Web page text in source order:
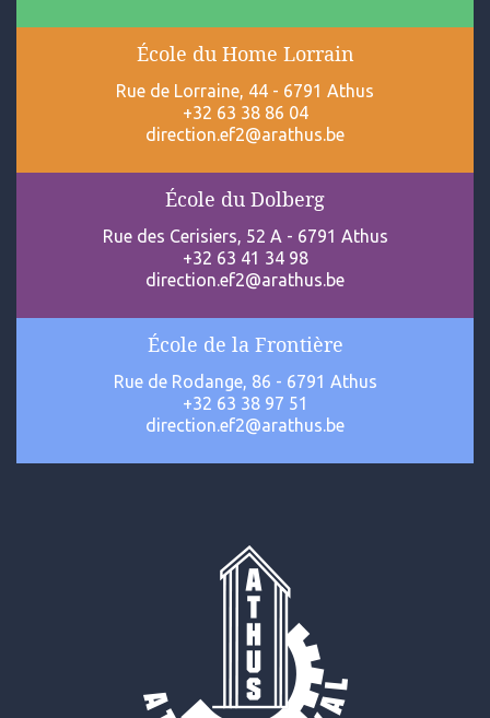
École du Home Lorrain
Rue de Lorraine, 44 - 6791 Athus
+32 63 38 86 04
direction.ef2@arathus.be
École du Dolberg
Rue des Cerisiers, 52 A - 6791 Athus
+32 63 41 34 98
direction.ef2@arathus.be
École de la Frontière
Rue de Rodange, 86 - 6791 Athus
+32 63 38 97 51
direction.ef2@arathus.be